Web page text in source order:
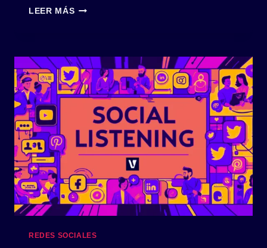
LEER MÁSTENDENCIAS
REDES
SOCIALES:
VIDEOS
CORTOS
ESTRATEGIA
MULTICANAL
PARA
2024
REDES SOCIALES